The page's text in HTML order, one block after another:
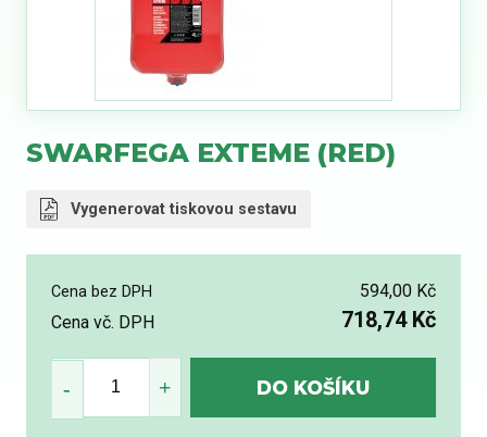
SWARFEGA EXTEME (RED)
Vygenerovat tiskovou sestavu
Cena bez DPH
594,00 Kč
Cena vč. DPH
718,74 Kč